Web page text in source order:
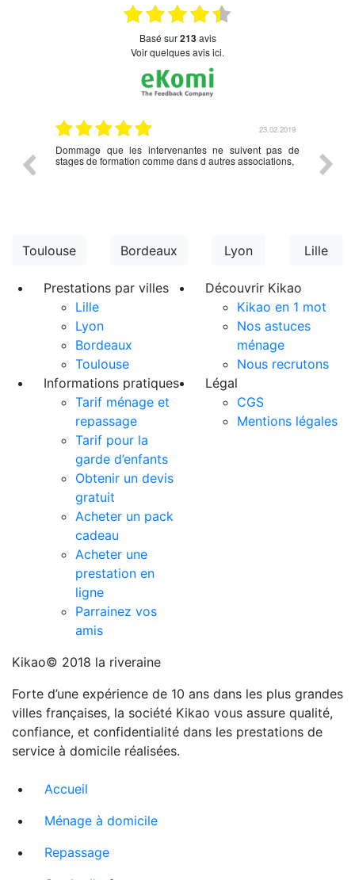
basé sur213avis
Voir quelques avis ici.
23.02.2019
Dommage que les intervenantes ne suivent pas de
stages de formation comme dans d autres associations,
Toulouse Bordeaux Lyon Lille
Prestations par villes
Lille
Lyon
Bordeaux
Toulouse
Découvrir Kikao
Kikao en 1 mot
Nos astuces
ménage
Nous recrutons
Informations pratiques
Tarif ménage et
repassage
Tarif pour la
garde d’enfants
Obtenir un devis
gratuit
Acheter un pack
cadeau
Acheter une
prestation en
ligne
Parrainez vos
amis
Légal
CGS
Mentions légales
Kikao© 2018 la riveraine
Forte d’une expérience de 10 ans dans les plus grandes
villes françaises, la société Kikao vous assure qualité,
confiance, et confidentialité dans les prestations de
service à domicile réalisées.
Accueil
Ménage à domicile
Repassage